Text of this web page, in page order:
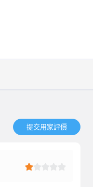
提交用家評價​